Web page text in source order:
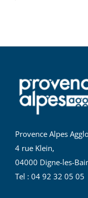
Provence Alpes
4 rue Klein,
04000 Digne-les-
Tel : 04 92 32 05 05